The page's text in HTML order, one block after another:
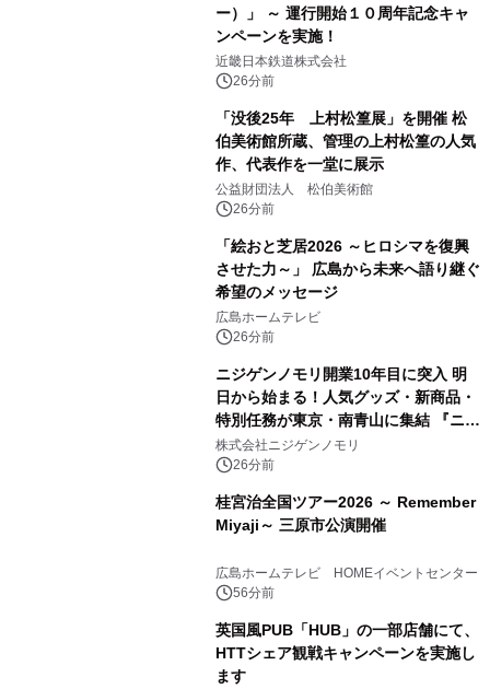
ー）」 ～ 運行開始１０周年記念キャ
ンペーンを実施！
近畿日本鉄道株式会社
26分前
「没後25年 上村松篁展」を開催 松
伯美術館所蔵、管理の上村松篁の人気
作、代表作を一堂に展示
公益財団法人 松伯美術館
26分前
「絵おと芝居2026 ～ヒロシマを復興
させた力～」 広島から未来へ語り継ぐ
希望のメッセージ
広島ホームテレビ
26分前
ニジゲンノモリ開業10年目に突入 明
日から始まる！人気グッズ・新商品・
特別任務が東京・南青山に集結 『ニジ
ゲンノモリ POPUPストア in Annex
Aoyama』
株式会社ニジゲンノモリ
26分前
桂宮治全国ツアー2026 ～ Remember
Miyaji～ 三原市公演開催
広島ホームテレビ HOMEイベントセンター
56分前
英国風PUB「HUB」の一部店舗にて、
HTTシェア観戦キャンペーンを実施し
ます